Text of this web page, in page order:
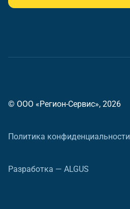
© ООО «Регион-Сервис», 2026
Политика конфиденциальности
Разработка — ALGUS